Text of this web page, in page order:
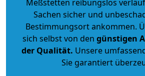
Meßstetten reibungslos
Sachen sicher und
Bestimmungsort ankommen.
sich selbst von den günstigen
der Qualität. Unsere
Sie garantiert